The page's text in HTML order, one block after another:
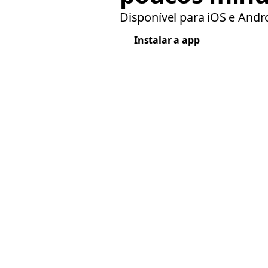
Disponível para iOS e
Instalar a app